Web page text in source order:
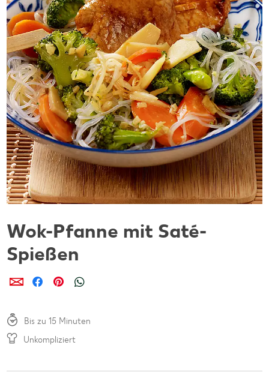
Wok-Pfanne mit Saté-
Spießen
per E-Mail teilen
per Facebook teilen
per Pinterest teilen
Bis zu 15 Minuten
Unkompliziert